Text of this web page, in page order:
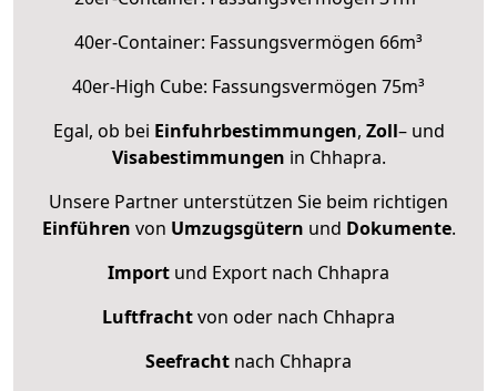
40er-Container: Fassungsvermögen 66m³
40er-High Cube: Fassungsvermögen 75m³
Egal, ob bei Einfuhrbestimmungen, Zoll– und
Visabestimmungen in Chhapra.
Unsere Partner unterstützen Sie beim richtigen
Einführen von Umzugsgütern und Dokumente.
Import und Export nach Chhapra
Luftfrachtvon oder nach Chhapra
Seefracht nach Chhapra